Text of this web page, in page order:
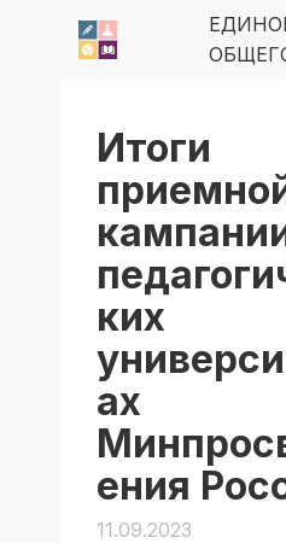
Итоги
ких
ах
ения
11.09.2023